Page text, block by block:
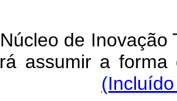
de Inovação
assumir a
Lei.